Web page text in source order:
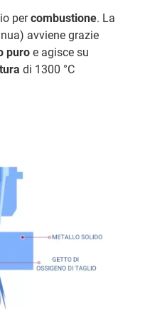
percombustione. La
avviene grazie
puro e agisce su
di 1300 °C